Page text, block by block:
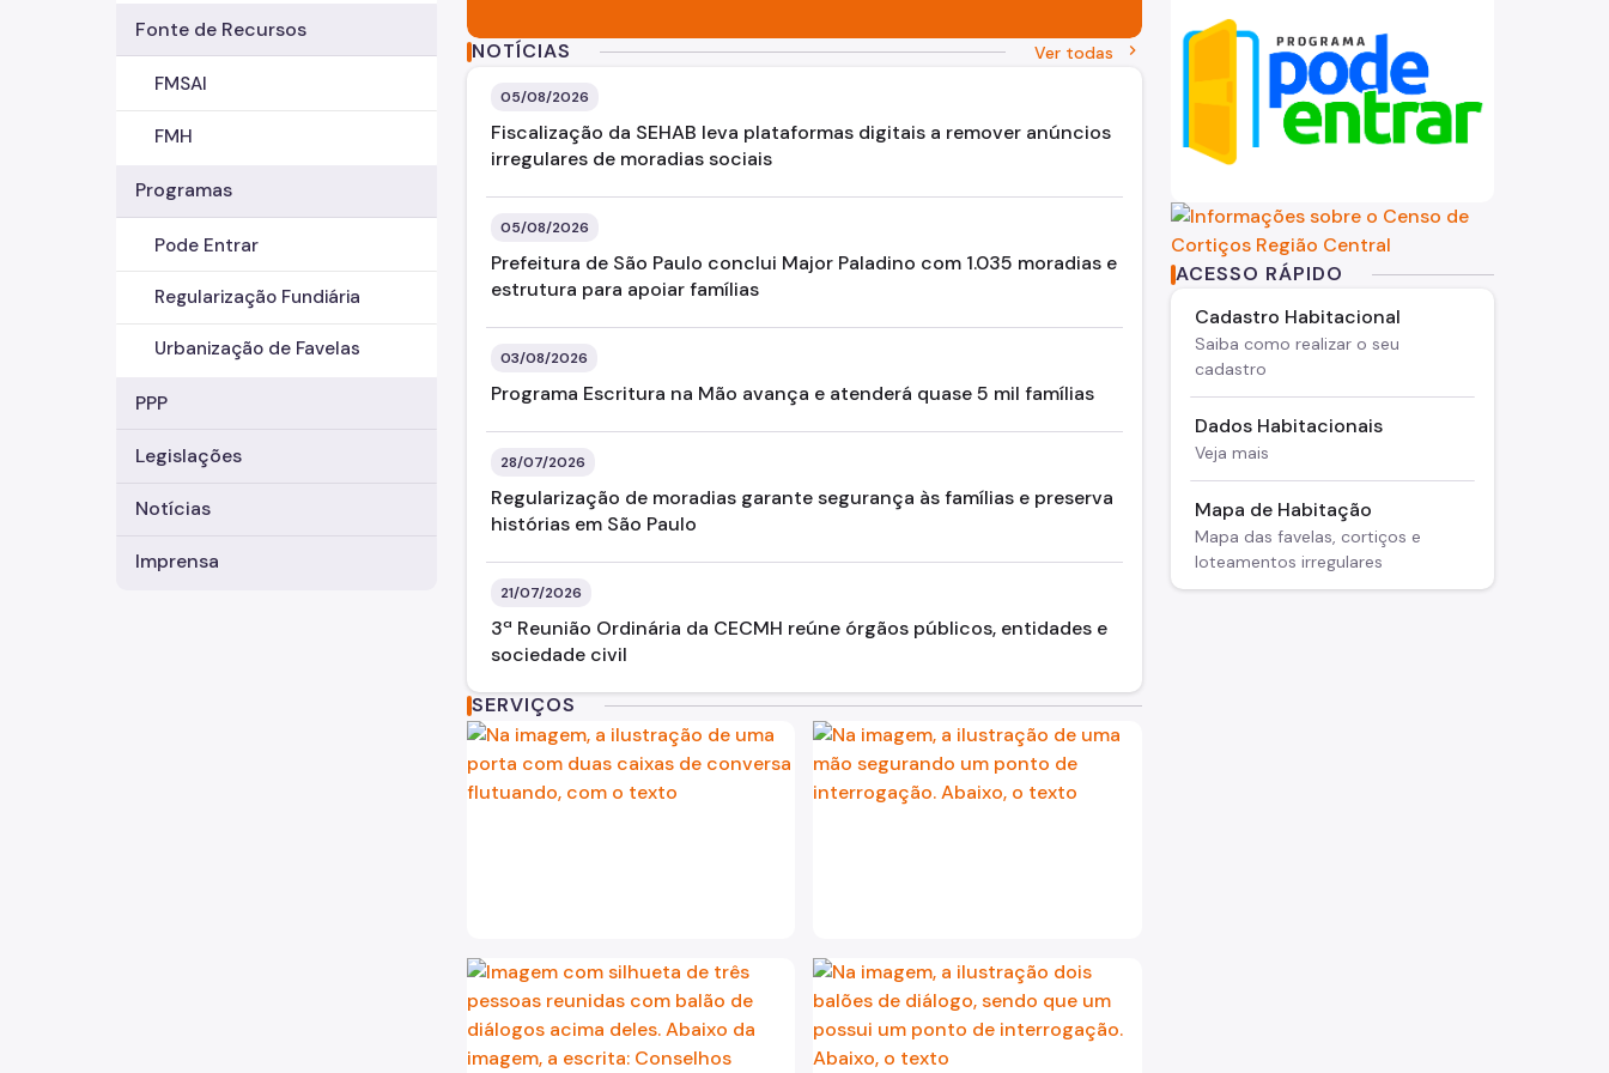
Fonte de Recursos
FMSAI
FMH
Programas
Pode Entrar
Regularização Fundiária
Urbanização de Favelas
PPP
Legislações
Notícias
Imprensa
NOTÍCIAS Ver todas chevron_right
05/08/2026
Fiscalização da SEHAB leva plataformas digitais a remover anúncios
irregulares de moradias sociais
05/08/2026
Prefeitura de São Paulo conclui Major Paladino com 1.035 moradias e
estrutura para apoiar famílias
03/08/2026
Programa Escritura na Mão avança e atenderá quase 5 mil famílias
28/07/2026
Regularização de moradias garante segurança às famílias e preserva
histórias em São Paulo
21/07/2026
3ª Reunião Ordinária da CECMH reúne órgãos públicos, entidades e
sociedade civil
SERVIÇOS
ACESSO RÁPIDO
Cadastro Habitacional
Saiba como realizar o seu
cadastro
Dados Habitacionais
Veja mais
Mapa de Habitação
Mapa das favelas, cortiços e
loteamentos irregulares